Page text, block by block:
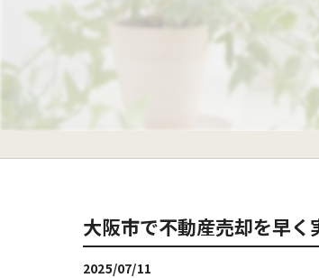
大阪市で不動産売却を早く
2025/07/11